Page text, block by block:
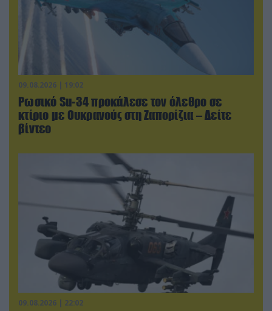
09.08.2026 | 19:02
Ρωσικό Su-34 προκάλεσε τον όλεθρο σε
κτίριο με Ουκρανούς στη Ζαπορίζια – Δείτε
βίντεο
09.08.2026 | 22:02